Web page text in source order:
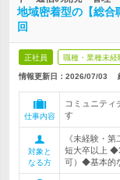
地域密着型の【総
回
正社員 職種・業種未経
情報更新日：2026/07/03
仕事内容
コミュニティ
す
対象と
なる方
《未経験・
短大卒以上
可）◆基本的